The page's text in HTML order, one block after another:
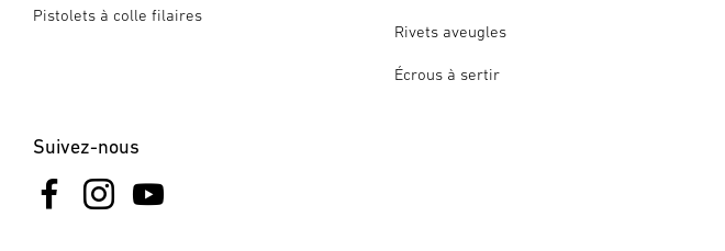
Pistolets à colle filaires
Rivets aveugles
Écrous à sertir
Suivez-nous